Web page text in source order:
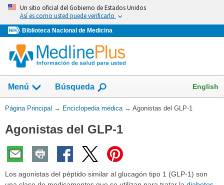
Omita
vaya
al
Contenido
Un sitio oficial del Gobierno de Estados Unidos
Así es como usted puede verificarlo
Biblioteca Nacional de Medicina
Menú Búsqueda English
Usted
aquí:
Página Principal → Enciclopedia médica → Agonistas del GLP-1
Agonistas del GLP-1
Los agonistas del péptido similar al glucagón tipo 1 (GLP-1) son